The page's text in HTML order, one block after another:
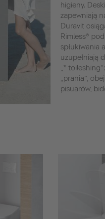
higieny.
zapewniają
Duravit
Rimless®
spłukiwania
uzupełniają
„*
„prania”,
pisuarów,